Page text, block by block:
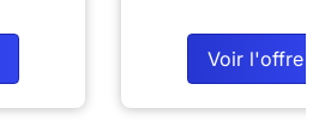
Voir l'offre